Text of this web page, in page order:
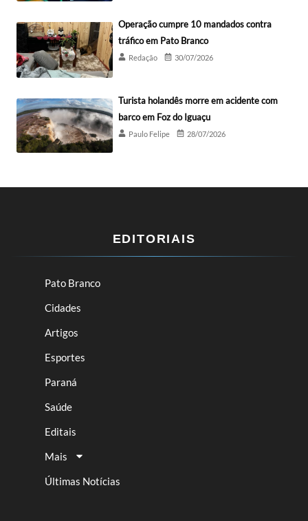
Operação cumpre 10 mandados contra
tráfico em Pato Branco
Redação 30/07/2026
Turista holandês morre em acidente com
barco em Foz do Iguaçu
Paulo Felipe 28/07/2026
EDITORIAIS
Pato Branco
Cidades
Artigos
Esportes
Paraná
Saúde
Editais
Mais
Últimas Notícias